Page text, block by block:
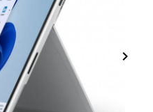
chevron_right